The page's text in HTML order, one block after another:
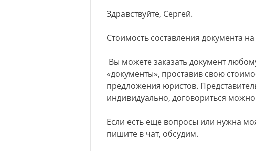
Здравствуйте, Сергей.
Стоимость составления документа
Вы можете заказать документ
«документы», проставив свою
предложения юристов.
индивидуально, договориться
Если есть еще вопросы или нужна
пишите в чат, обсудим.